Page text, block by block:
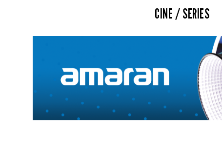
CINE / SERIES